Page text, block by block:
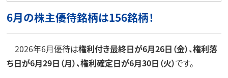
6月の株主優待銘柄は156銘柄！
2026年6月優待は権利付き最終日が6月26日（金）、権利落
ち日が6月29日（月）、権利確定日が6月30日（火）です。